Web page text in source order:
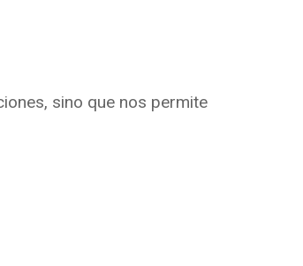
sino que nos permite